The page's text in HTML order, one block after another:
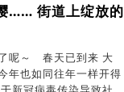
……街道上绽放的
呢～ 春天已到来 大
年也如同往年一样开得